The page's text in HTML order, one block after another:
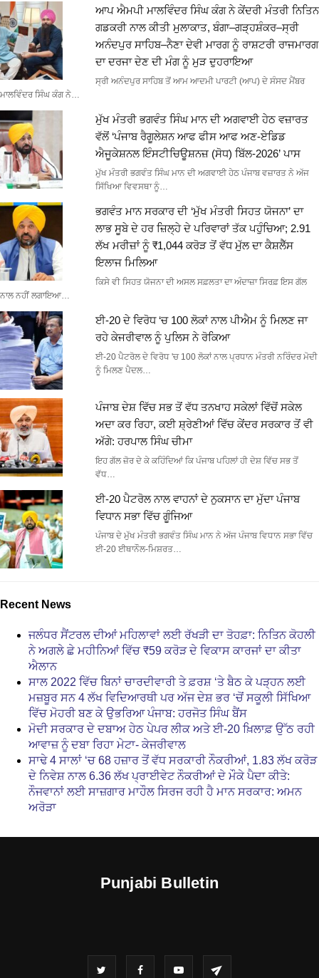
ਆਪ ਐਮਪੀ ਮਾਲਵਿੰਦਰ ਸਿੰਘ ਕੰਗ ਨੇ ਕੇਂਦਰੀ ਮੰਤਰੀ ਨਿਤਿਨ
ਗਡਕਰੀ ਨਾਲ ਕੀਤੀ ਮੁਲਾਕਾਤ, ਬੰਗਾ–ਗੜ੍ਹਸ਼ੰਕਰ–ਸ੍ਰੀ
ਅਨੰਦਪੁਰ ਸਾਹਿਬ–ਨੈਣਾ ਦੇਵੀ ਮਾਰਗ ਨੂੰ ਰਾਸ਼ਟਰੀ ਰਾਜਮਾਰਗ
ਦਾ ਦਰਜਾ ਦੇਣ ਦੀ ਮੰਗ ਨੂੰ ਮੁੜ ਦੁਹਰਾਇਆ
ਸ੍ਰੀ ਅਨੰਦਪੁਰ ਸਾਹਿਬ ਤੋਂ ਆਮ ਆਦਮੀ ਪਾਰਟੀ (ਆਪ) ਦੇ ਸੰਸਦ ਮੈਂਬਰ
ਮਾਲਵਿੰਦਰ ਸਿੰਘ ਕੰਗ ਨੇ…
ਮੁੱਖ ਮੰਤਰੀ ਭਗਵੰਤ ਸਿੰਘ ਮਾਨ ਦੀ ਅਗਵਾਈ ਹੇਠ ਵਜ਼ਾਰਤ
ਵੱਲੋਂ ‘ਪੰਜਾਬ ਰੈਗੂਲੇਸ਼ਨ ਆਫ ਫੀਸ ਆਫ ਅਣ-ਏਡਿਡ
ਐਜੂਕੇਸ਼ਨਲ ਇੰਸਟੀਚਿਊਸ਼ਨਜ਼ (ਸੋਧ) ਬਿੱਲ-2026’ ਪਾਸ
ਮੁੱਖ ਮੰਤਰੀ ਭਗਵੰਤ ਸਿੰਘ ਮਾਨ ਦੀ ਅਗਵਾਈ ਹੇਠ ਪੰਜਾਬ ਵਜ਼ਾਰਤ ਨੇ ਅੱਜ
ਸਿੱਖਿਆ ਵਿਵਸਥਾ ਨੂੰ…
ਭਗਵੰਤ ਮਾਨ ਸਰਕਾਰ ਦੀ ‘ਮੁੱਖ ਮੰਤਰੀ ਸਿਹਤ ਯੋਜਨਾ’ ਦਾ
ਲਾਭ ਸੂਬੇ ਦੇ ਹਰ ਜ਼ਿਲ੍ਹੇ ਦੇ ਪਰਿਵਾਰਾਂ ਤੱਕ ਪਹੁੰਚਿਆ; 2.91
ਲੱਖ ਮਰੀਜ਼ਾਂ ਨੂੰ ₹1,044 ਕਰੋੜ ਤੋਂ ਵੱਧ ਮੁੱਲ ਦਾ ਕੈਸ਼ਲੈੱਸ
ਇਲਾਜ ਮਿਲਿਆ
ਕਿਸੇ ਵੀ ਸਿਹਤ ਯੋਜਨਾ ਦੀ ਅਸਲ ਸਫ਼ਲਤਾ ਦਾ ਅੰਦਾਜ਼ਾ ਸਿਰਫ਼ ਇਸ ਗੱਲ
ਨਾਲ ਨਹੀਂ ਲਗਾਇਆ…
ਈ-20 ਦੇ ਵਿਰੋਧ ‘ਚ 100 ਲੋਕਾਂ ਨਾਲ ਪੀਐਮ ਨੂੰ ਮਿਲਣ ਜਾ
ਰਹੇ ਕੇਜਰੀਵਾਲ ਨੂੰ ਪੁਲਿਸ ਨੇ ਰੋਕਿਆ
ਈ-20 ਪੈਟਰੋਲ ਦੇ ਵਿਰੋਧ 'ਚ 100 ਲੋਕਾਂ ਨਾਲ ਪ੍ਰਧਾਨ ਮੰਤਰੀ ਨਰਿੰਦਰ ਮੋਦੀ
ਨੂੰ ਮਿਲਣ ਪੈਦਲ…
ਪੰਜਾਬ ਦੇਸ਼ ਵਿੱਚ ਸਭ ਤੋਂ ਵੱਧ ਤਨਖਾਹ ਸਕੇਲਾਂ ਵਿੱਚੋਂ ਸਕੇਲ
ਅਦਾ ਕਰ ਰਿਹਾ, ਕਈ ਸ਼੍ਰੇਣੀਆਂ ਵਿੱਚ ਕੇਂਦਰ ਸਰਕਾਰ ਤੋਂ ਵੀ
ਅੱਗੇ: ਹਰਪਾਲ ਸਿੰਘ ਚੀਮਾ
ਇਹ ਗੱਲ ਜ਼ੋਰ ਦੇ ਕੇ ਕਹਿੰਦਿਆਂ ਕਿ ਪੰਜਾਬ ਪਹਿਲਾਂ ਹੀ ਦੇਸ਼ ਵਿੱਚ ਸਭ ਤੋਂ
ਵੱਧ…
ਈ-20 ਪੈਟਰੋਲ ਨਾਲ ਵਾਹਨਾਂ ਦੇ ਨੁਕਸਾਨ ਦਾ ਮੁੱਦਾ ਪੰਜਾਬ
ਵਿਧਾਨ ਸਭਾ ਵਿੱਚ ਗੂੰਜਿਆ
ਪੰਜਾਬ ਦੇ ਮੁੱਖ ਮੰਤਰੀ ਭਗਵੰਤ ਸਿੰਘ ਮਾਨ ਨੇ ਅੱਜ ਪੰਜਾਬ ਵਿਧਾਨ ਸਭਾ ਵਿੱਚ
ਈ-20 ਈਥਾਨੌਲ-ਮਿਸ਼ਰਤ…
Recent News
ਜਲੰਧਰ ਸੈਂਟਰਲ ਦੀਆਂ ਮਹਿਲਾਵਾਂ ਲਈ ਰੱਖੜੀ ਦਾ ਤੋਹਫ਼ਾ: ਨਿਤਿਨ ਕੋਹਲੀ
ਨੇ ਅਗਲੇ ਛੇ ਮਹੀਨਿਆਂ ਵਿੱਚ ₹59 ਕਰੋੜ ਦੇ ਵਿਕਾਸ ਕਾਰਜਾਂ ਦਾ ਕੀਤਾ
ਐਲਾਨ
ਸਾਲ 2022 ਵਿੱਚ ਬਿਨਾਂ ਚਾਰਦੀਵਾਰੀ ਤੇ ਫ਼ਰਸ਼ ‘ਤੇ ਬੈਠ ਕੇ ਪੜ੍ਹਨ ਲਈ
ਮਜ਼ਬੂਰ ਸਨ 4 ਲੱਖ ਵਿਦਿਆਰਥੀ ਪਰ ਅੱਜ ਦੇਸ਼ ਭਰ ‘ਚੋਂ ਸਕੂਲੀ ਸਿੱਖਿਆ
ਵਿੱਚ ਮੋਹਰੀ ਬਣ ਕੇ ਉਭਰਿਆ ਪੰਜਾਬ: ਹਰਜੋਤ ਸਿੰਘ ਬੈਂਸ
ਮੋਦੀ ਸਰਕਾਰ ਦੇ ਦਬਾਅ ਹੇਠ ਪੇਪਰ ਲੀਕ ਅਤੇ ਈ-20 ਖ਼ਿਲਾਫ਼ ਉੱਠ ਰਹੀ
ਆਵਾਜ਼ ਨੂੰ ਦਬਾ ਰਿਹਾ ਮੇਟਾ- ਕੇਜਰੀਵਾਲ
ਸਾਢੇ 4 ਸਾਲਾਂ ‘ਚ 68 ਹਜ਼ਾਰ ਤੋਂ ਵੱਧ ਸਰਕਾਰੀ ਨੌਕਰੀਆਂ, 1.83 ਲੱਖ ਕਰੋੜ
ਦੇ ਨਿਵੇਸ਼ ਨਾਲ 6.36 ਲੱਖ ਪ੍ਰਾਈਵੇਟ ਨੌਕਰੀਆਂ ਦੇ ਮੌਕੇ ਪੈਦਾ ਕੀਤੇ:
ਨੌਜਵਾਨਾਂ ਲਈ ਸਾਜ਼ਗਾਰ ਮਾਹੌਲ ਸਿਰਜ ਰਹੀ ਹੈ ਮਾਨ ਸਰਕਾਰ: ਅਮਨ
ਅਰੋੜਾ
Punjabi Bulletin